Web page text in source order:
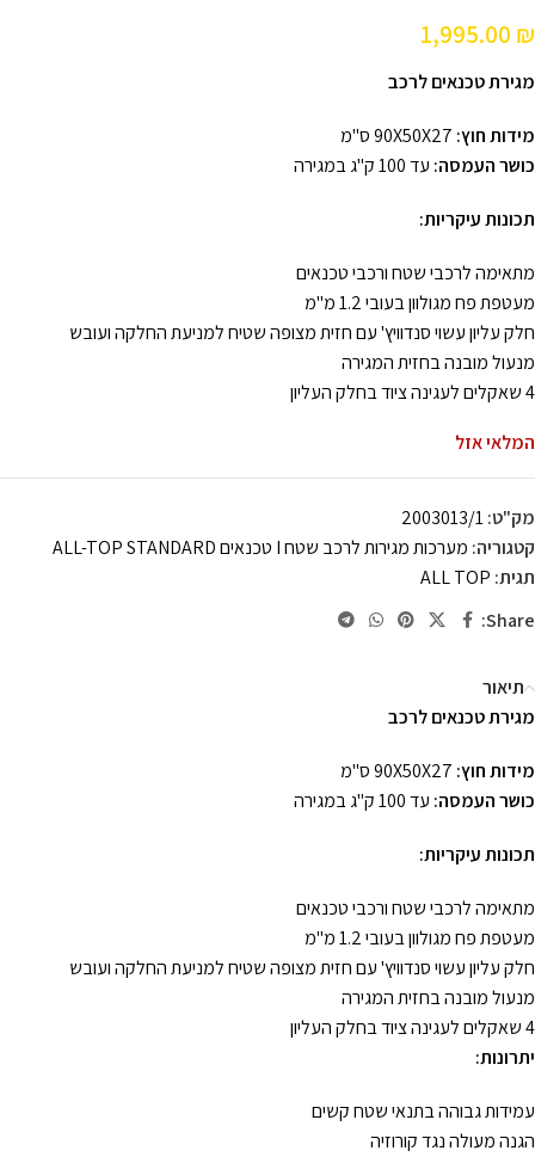
1,995.00 ₪
מגירת טכנאים לרכב
מידות חוץ:
כושר העמסה: עד 100 ק"ג במגירה
תכונות עיקריות:
מתאימה לרכבי שטח ורכבי טכנאים
מעטפת פח מגולוון בעובי 1.2 מ"מ
חלק עליון עשוי סנדוויץ' עם חזית מצופה שטיח למניעת החלקה ועובש
מנעול מובנה בחזית המגירה
4 שאקלים לעגינה ציוד בחלק העליון
המלאי אזל
מק"ט:2003013/1
קטגוריה: מערכות מגירות לרכב שטח I טכנאים ALL-TOP STANDARD
תגית: ALL TOP
Share:
תיאור
מגירת טכנאים לרכב
מידות חוץ:
כושר העמסה: עד 100 ק"ג במגירה
תכונות עיקריות:
מתאימה לרכבי שטח ורכבי טכנאים
מעטפת פח מגולוון בעובי 1.2 מ"מ
חלק עליון עשוי סנדוויץ' עם חזית מצופה שטיח למניעת החלקה ועובש
מנעול מובנה בחזית המגירה
4 שאקלים לעגינה ציוד בחלק העליון
יתרונות:
עמידות גבוהה בתנאי שטח קשים
הגנה מעולה נגד קורוזיה